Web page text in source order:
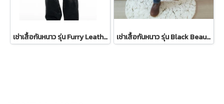
เช่าเสื้อกันหนาว รุ่น Furry Leather Jacket Maillard Black WINTERCLOTHFA0108 / WINTERCLOTHFA0158 เช่าเสื้อกันหนาว รุ่น Black Beauty Single Breasted Coat 2109GCL1576FABK1